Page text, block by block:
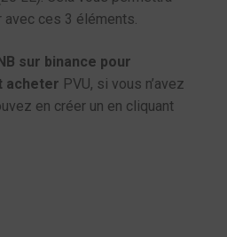
avec ces 3 éléments.
sur binance pour
acheter PVU, si vous n’avez
en créer un en cliquant